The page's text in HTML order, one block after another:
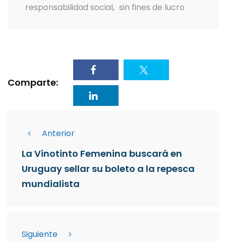
responsabilidad social, sin fines de lucro
Comparte:
Anterior
La Vinotinto Femenina buscará en
Uruguay sellar su boleto a la repesca
mundialista
Siguiente